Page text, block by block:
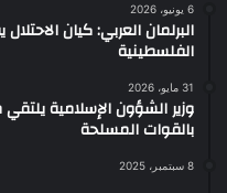
6 يونيو، 2026
البرلمان العربي: كيان
الفلسطينية
31 مايو، 2026
وزير الشؤون الإسلامية يلتقي
بالقوات المسلحة
8 سبتمبر، 2025